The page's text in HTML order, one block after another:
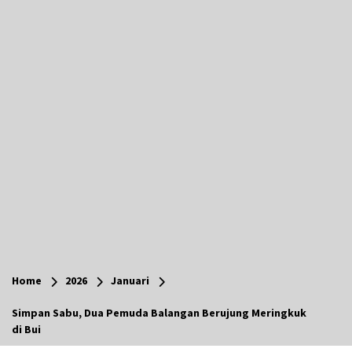
Agustus 4, 2026
Home 2026 Januari
Simpan Sabu, Dua Pemuda Balangan Berujung Meringkuk
di Bui